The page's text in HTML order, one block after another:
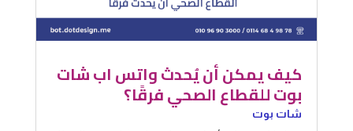
كيف يمكن أن يُحدث واتس اب شات
بوت للقطاع الصحي فرقًا؟
شات بوت